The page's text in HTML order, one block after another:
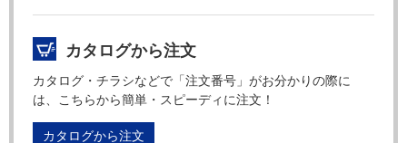
カタログから注文
カタログ・チラシなどで「注文番号」がお分かりの際に
は、こちらから簡単・スピーディに注文！
カタログから注文